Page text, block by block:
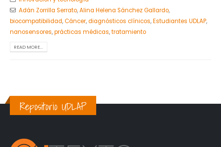
Adán Zorrilla Serrato,Alina Helena Sánchez Gallardo,
biocompatibilidad,Cáncer,diagnósticos clínicos,Estudiantes UDLAP,
nanosensores,prácticas médicas,tratamiento
READ MORE...
Repositorio UDLAP